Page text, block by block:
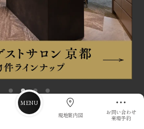
現地案内図
お問い合わせ
来場予約